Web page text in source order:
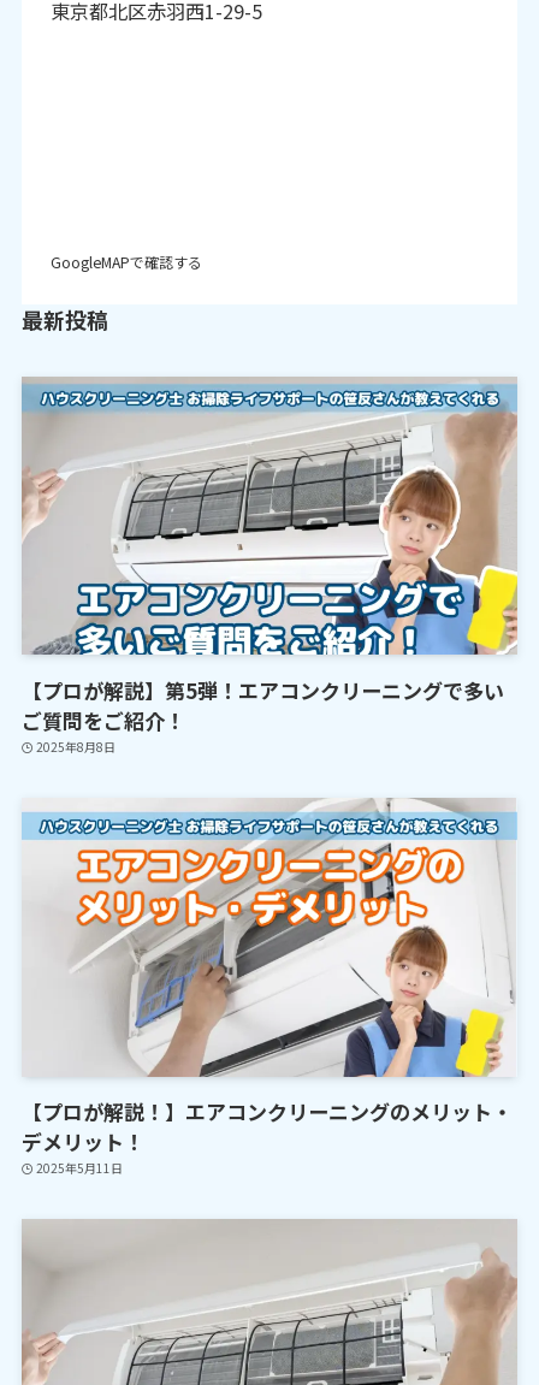
東京都北区赤羽西1-29-5
GoogleMAPで確認する
最新投稿
【プロが解説】第5弾！エアコンクリーニングで多い
ご質問をご紹介！
2025年8月8日
【プロが解説！】エアコンクリーニングのメリット・
デメリット！
2025年5月11日